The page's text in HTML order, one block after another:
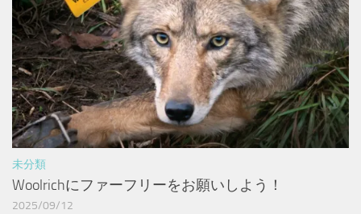
未分類
Woolrichにファーフリーをお願いしよう！
2025/09/12